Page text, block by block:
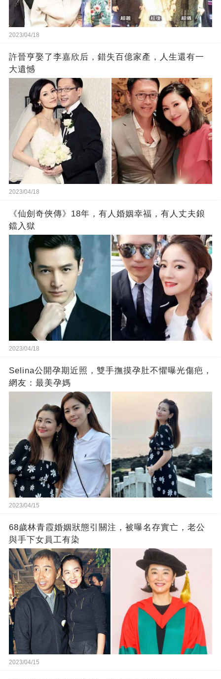
2023/04/18
許晉亨娶了李嘉欣后，錯失百億家產，人生還有一
大遺憾
2023/04/18
《仙劍奇俠傳》18年，有人婚姻幸福，有人丈夫鋃
鐺入獄
2023/04/18
Selina公開孕期近照，雙手撫摸孕肚不懼曝光傷疤，
網友：最美孕媽
2023/04/15
68歲林青霞婚姻狀態引關注，被曝名存實亡，老公
與手下女員工有染
2023/04/15